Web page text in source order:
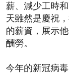
薪、減少工時
天雖然是慶祝
的薪資，展示
酬勞。
今年的新冠病